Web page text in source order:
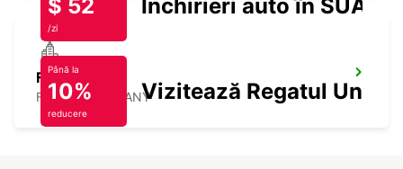
FULDA
FULDA - GERMANY
$ 52
/zi
Închirieri auto în SUA
Până la
10%
reducere
Vizitează Regatul Unit